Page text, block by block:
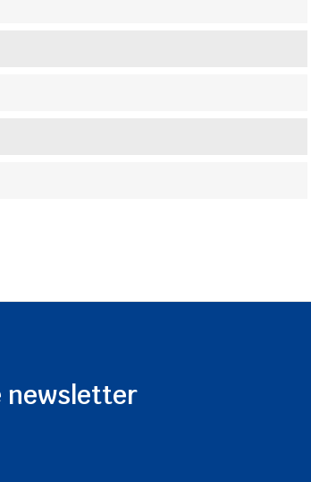
newsletter